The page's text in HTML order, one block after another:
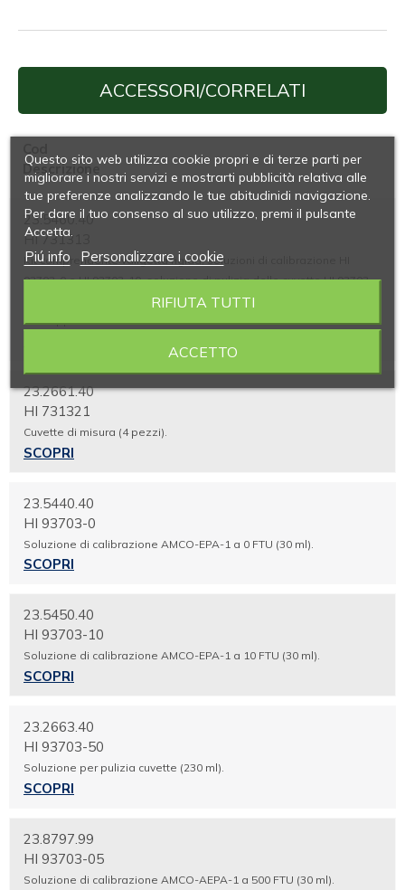
ACCESSORI/CORRELATI
Descrizione
23.5460.40
HI 731313
Kit comprendente valigetta rigida, soluzioni di calibrazione HI
93703-0 e HI 93703-10, soluzione di pulizia delle cuvette HI 93703-
50, un panno per pulizia delle cuvette HI 731318, 2 cuvette di misura
con tappo.
23.2661.40
HI 731321
Cuvette di misura (4 pezzi).
SCOPRI
23.5440.40
HI 93703-0
Soluzione di calibrazione AMCO-EPA-1 a 0 FTU (30 ml).
SCOPRI
23.5450.40
HI 93703-10
Soluzione di calibrazione AMCO-EPA-1 a 10 FTU (30 ml).
SCOPRI
23.2663.40
HI 93703-50
Soluzione per pulizia cuvette (230 ml).
SCOPRI
23.8797.99
HI 93703-05
Soluzione di calibrazione AMCO-AEPA-1 a 500 FTU (30 ml).
Questo sito web utilizza cookie propri e di terze parti per
migliorare i nostri servizi e mostrarti pubblicità relativa alle
tue preferenze analizzando le tue abitudinidi navigazione.
Per dare il tuo consenso al suo utilizzo, premi il pulsante
Accetta.
Piú info Personalizzare i cookie
RIFIUTA TUTTI
ACCETTO